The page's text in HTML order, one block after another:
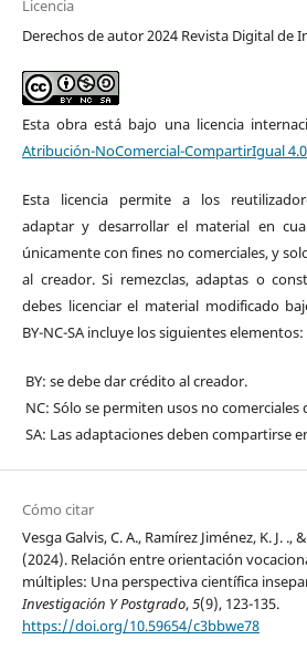
Licencia
Derechos de autor 2024 Revista Digital de
Esta obra está bajo una licencia
Atribución-NoComercial-CompartirIgual 4.0
Esta licencia permite a los
adaptar y desarrollar el material en
únicamente con fines no comerciales, y
al creador. Si remezclas, adaptas o
debes licenciar el material modificado
BY-NC-SA incluye los siguientes elementos:
BY: se debe dar crédito al creador.
NC: Sólo se permiten usos no comerciales
SA: Las adaptaciones deben compartirse
Cómo citar
Vesga Galvis, C. A., Ramírez Jiménez, K. J. .,
(2024). Relación entre orientación
múltiples: Una perspectiva científica
Investigación Y Postgrado,5(9), 123-135.
https://doi.org/10.59654/c3bbwe78